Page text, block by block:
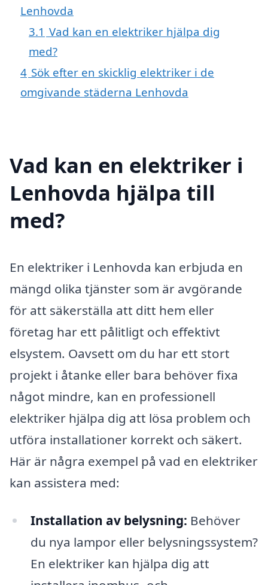
Lenhovda
3.1 Vad kan en elektriker hjälpa dig
med?
4 Sök efter en skicklig elektriker i de
omgivande städerna Lenhovda
Vad kan en elektriker i
Lenhovda hjälpa till
med?
En elektriker i Lenhovda kan erbjuda en
mängd olika tjänster som är avgörande
för att säkerställa att ditt hem eller
företag har ett pålitligt och effektivt
elsystem. Oavsett om du har ett stort
projekt i åtanke eller bara behöver fixa
något mindre, kan en professionell
elektriker hjälpa dig att lösa problem och
utföra installationer korrekt och säkert.
Här är några exempel på vad en elektriker
kan assistera med:
Installation av belysning: Behöver
du nya lampor eller belysningssystem?
En elektriker kan hjälpa dig att